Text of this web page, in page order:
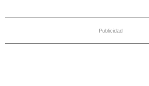
Publicidad